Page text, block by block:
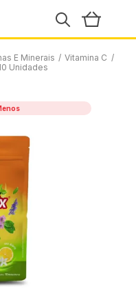
E Minerais / Vitamina C /
Unidades